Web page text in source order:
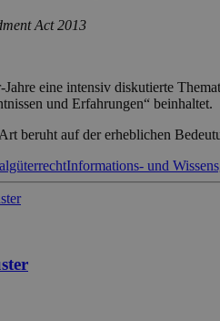
Act 2013
eine intensiv diskutierte
und Erfahrungen“ beinhaltet.
beruht auf der erheblichen
Informations- und